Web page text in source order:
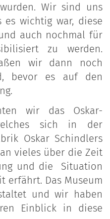
Wir sind uns
wichtig war, diese
auch nochmal für
zu werden.
wir dann noch
bevor es auf den
wir das Oskar-
sich in der
Oskar Schindlers
vieles über die Zeit
und die Situation
erfährt. Das Museum
und wir haben
Einblick in diese